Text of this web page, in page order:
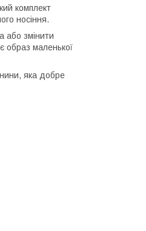
комплект
носіння.
або змінити
образ маленької
яка добре